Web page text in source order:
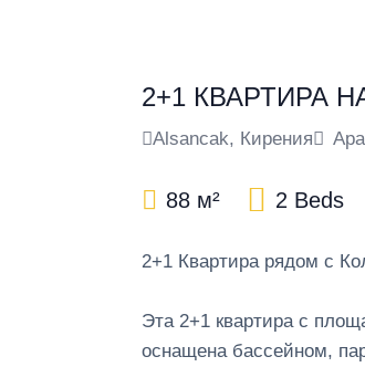
2+1 КВАРТИРА
Alsancak, Кирения
88 м² 2 Beds
2+1 Квартира рядом с
Эта 2+1 квартира с
оснащена бассейном,